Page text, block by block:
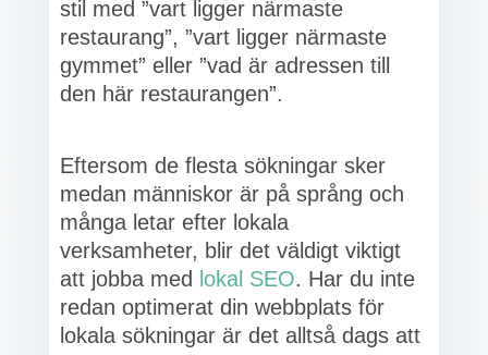
stil med ”vart ligger närmaste
restaurang”, ”vart ligger närmaste
gymmet” eller ”vad är adressen till
den här restaurangen”.
Eftersom de flesta sökningar sker
medan människor är på språng och
många letar efter lokala
verksamheter, blir det väldigt viktigt
att jobba med lokal SEO. Har du inte
redan optimerat din webbplats för
lokala sökningar är det alltså dags att